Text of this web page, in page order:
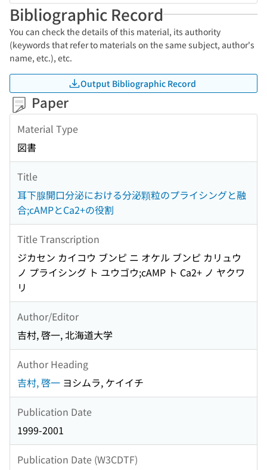
Bibliographic Record
You can check the details of this material, its authority
(keywords that refer to materials on the same subject, author's
name, etc.), etc.
Output Bibliographic Record
Paper
Material Type
図書
Title
耳下腺開口分泌における分泌顆粒のプライシングと融
合;cAMPとCa2+の役割
Title Transcription
ジカセン カイコウ ブンピ ニ オケル ブンピ カリュウ
ノ プライシング ト ユウゴウ;cAMP ト Ca2+ ノ ヤクワ
リ
Author/Editor
吉村, 啓一, 北海道大学
Author Heading
吉村, 啓一 ヨシムラ, ケイイチ
Publication Date
1999-2001
Publication Date (W3CDTF)